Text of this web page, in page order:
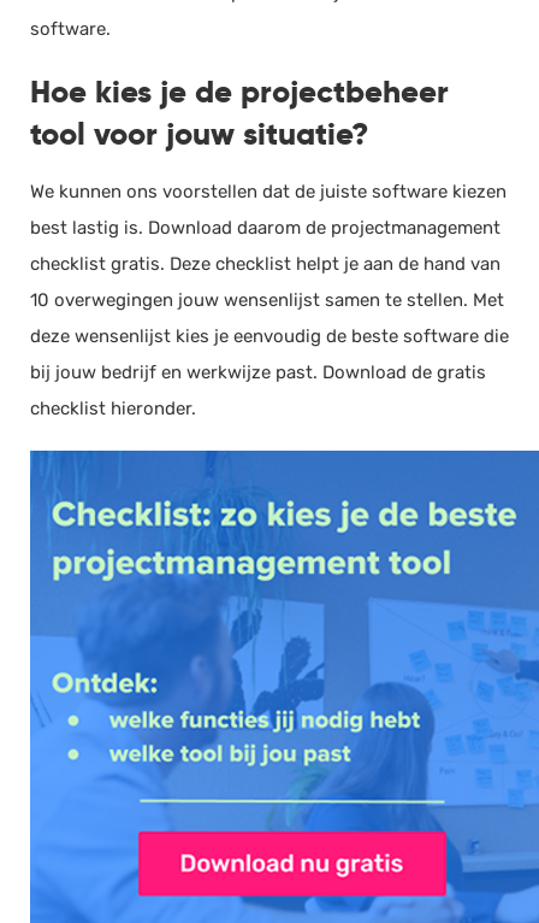
software.
Hoe kies je de projectbeheer
tool voor jouw situatie?
We kunnen ons voorstellen dat de juiste software kiezen
best lastig is. Download daarom de projectmanagement
checklist gratis. Deze checklist helpt je aan de hand van
10 overwegingen jouw wensenlijst samen te stellen. Met
deze wensenlijst kies je eenvoudig de beste software die
bij jouw bedrijf en werkwijze past. Download de gratis
checklist hieronder.